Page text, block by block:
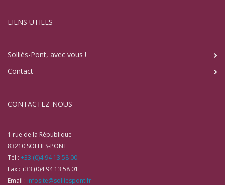
LIENS UTILES
Solliès-Pont, avec vous !
Contact
CONTACTEZ-NOUS
1 rue de la République
83210 SOLLIES-PONT
Tél : +33 (0)4 94 13 58 00
Fax : +33 (0)4 94 13 58 01
Email : infosite@solliespont.fr